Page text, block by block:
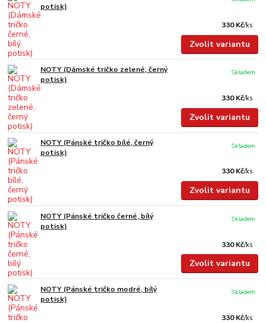
potisk)
330 Kč/ks
Zvolit variantu
NOTY (Dámské tričko zelené, černý
potisk)
330 Kč/ks
Skladem
Zvolit variantu
NOTY (Pánské tričko bílé, černý
potisk)
330 Kč/ks
Skladem
Zvolit variantu
NOTY (Pánské tričko černé, bílý
potisk)
330 Kč/ks
Skladem
Zvolit variantu
NOTY (Pánské tričko modré, bílý
potisk)
330 Kč/ks
Skladem